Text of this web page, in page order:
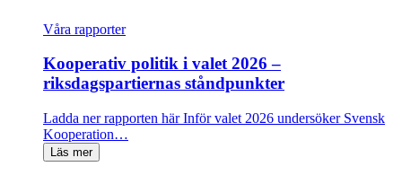
Våra rapporter
Kooperativ politik i valet 2026 –
riksdagspartiernas ståndpunkter
Ladda ner rapporten här Inför valet 2026 undersöker Svensk
Kooperation…
Läs mer